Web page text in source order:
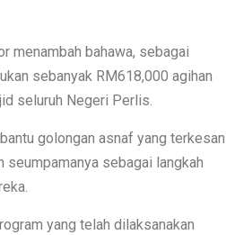
menambah bahawa, sebagai
sebanyak RM618,000 agihan
seluruh Negeri Perlis.
golongan asnaf yang terkesan
seumpamanya sebagai langkah
yang telah dilaksanakan